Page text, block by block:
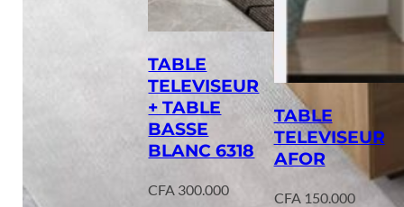
TABLE
TELEVISEUR
+ TABLE
BASSE
BLANC 6318
CFA 300.000
TABLE
TELEVISEUR
AFOR
CFA150.000